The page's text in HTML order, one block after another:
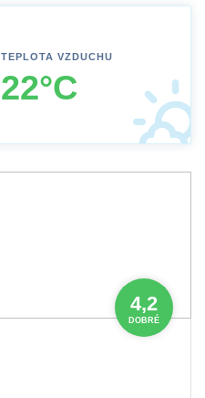
TEPLOTA VZDUCHU
22°C
4,2
DOBRÉ